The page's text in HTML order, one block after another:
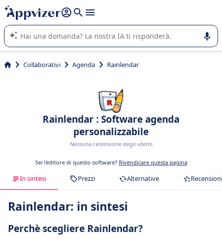
righe con
shift + enter
L'IA di Appvizer vi guida nell'utilizzo o nella scelta di un
software SaaS per la vostra azienda.
Collaborativi Agenda Rainlendar
Rainlendar : Software agenda
personalizzabile
Nessuna recensione degli utenti
Sei l'editore di questo software? Rivendicare questa pagina
In sintesi Prezzi Alternative Recensioni
Rainlendar: in sintesi
Perchè scegliere Rainlendar?